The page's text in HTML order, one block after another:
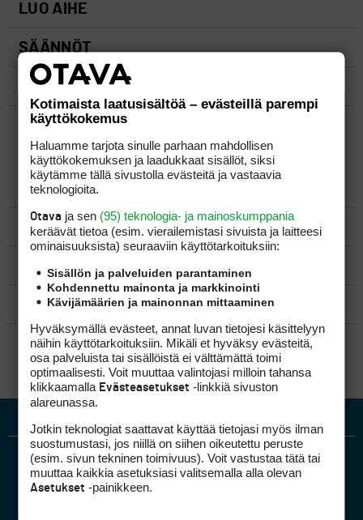
LUO AIHE
SÄÄNNÖT
OHJEET
UUSIMMAT VIESTIKETJUT
YLEISTÄ
VÄLINEET
MATKAILU
KILPAGOLF & HARJOITTELU
SÄÄNNÖT
Kotimaista laatusisältöä – evästeillä parempi
käyttökokemus
Haluamme tarjota sinulle parhaan mahdollisen
käyttökokemuksen ja laadukkaat sisällöt, siksi
käytämme tällä sivustolla evästeitä ja vastaavia
teknologioita.
Otava ja sen (95) teknologia- ja mainoskumppania
keräävät tietoa (esim. vierailemis­tasi sivuista ja laitteesi
ominaisuuk­sista) seuraaviin käyttötarkoituksiin:
Sisällön ja palveluiden parantaminen
Kohdennettu mainonta ja markkinointi
Kävijämäärien ja mainonnan mittaaminen
Hyväksymällä evästeet, annat luvan tietojesi käsittelyyn
näihin käyttötarkoituksiin. Mikäli et hyväksy evästeitä,
osa palveluista tai sisällöistä ei välttämättä toimi
optimaalisesti. Voit muuttaa valintojasi milloin tahansa
klikkaamalla Evästeasetukset -linkkiä sivuston
alareunassa.
Jotkin teknologiat saattavat käyttää tietojasi myös ilman
suostumustasi, jos niillä on siihen oikeutettu peruste
(esim. sivun tekninen toimivuus). Voit vastustaa tätä tai
muuttaa kaikkia asetuksiasi valitsemalla alla olevan
Asetukset -painikkeen.